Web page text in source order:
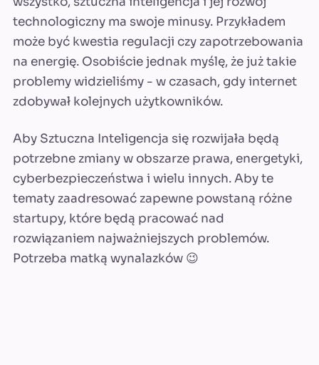
technologiczny ma swoje minusy. Przykładem
może być kwestia regulacji czy zapotrzebowania
na energię. Osobiście jednak myślę, że już takie
problemy widzieliśmy - w czasach, gdy internet
zdobywał kolejnych użytkowników.
Aby Sztuczna Inteligencja się rozwijała będą
potrzebne zmiany w obszarze prawa, energetyki,
cyberbezpieczeństwa i wielu innych. Aby te
tematy zaadresować zapewne powstaną różne
startupy, które będą pracować nad
rozwiązaniem najważniejszych problemów.
Potrzeba matką wynalazków 😉